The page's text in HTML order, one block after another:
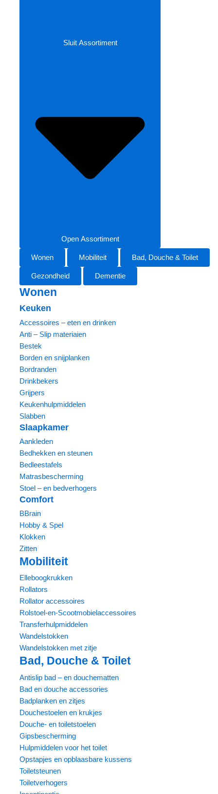
Sluit Assortiment
Open Assortiment
Wonen Mobiliteit Bad, Douche & Toilet
Gezondheid Dementie
Wonen
Keuken
Accessoires – eten en drinken
Anti – Slip materiaien
Bestek
Borden en snijplanken
Bordranden
Drinkbekers
Grijpers
Keukenhulpmiddelen
Slabben
Slaapkamer
Aankleden
Bedhekken en steunen
Bedleestafels
Matrasbescherming
Stoel – en bedverhogers
Comfort
BBrain
Hobby & Spel
Klokken
Zitten
Mobiliteit
Elleboogkrukken
Rollators
Rollator accessoires
Rolstoel-en-Scootmobielaccessoires
Transferhulpmiddelen
Wandelstokken
Wandelstokken met zitje
Bad, Douche & Toilet
Antislip bad – en douchematten
Bad en douche accessories
Badplanken en zitjes
Douchestoelen en krukjes
Douche- en toiletstoelen
Gipsbescherming
Hulpmiddelen voor het toilet
Opstapjes en opblaasbare kussens
Toiletsteunen
Toiletverhogers